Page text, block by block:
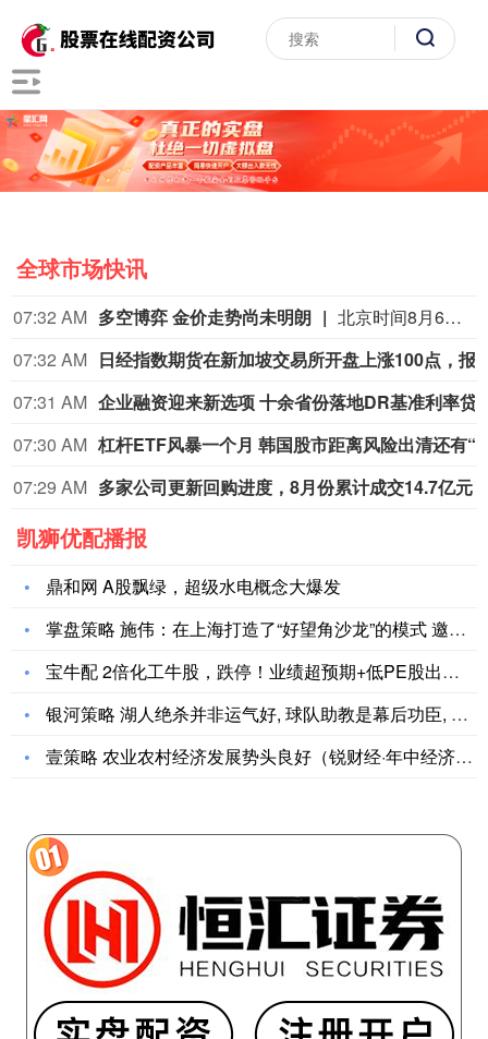
全球市场快讯
07:32 AM 多空博弈 金价走势尚未明朗
北京时间8月6日，国内多家黄金珠宝品牌公布的境内足金饰品价格为1300元/克左右，单克较前一日上涨超过55元。这一价格调整的背后，是黄金这一原料的价格在反复震荡后迎来快速突破。当日，伦敦现货黄金继前一交易日上涨超过5%后继续上行，盘中一度突破4300美元/盎司。上海黄金交易所现货黄金（Au99.99）也连续两个交易日涨幅超过2%，于8月6日突破935元/克。业内人士认为，长期来看，支撑金价的结构性力量仍然存在，但短期内，金价仍处于多重影响因素的反复博弈中，将于8月7日公布的美国非农就业数据等仍有不确定性，黄金价格存在宽幅波动风险。（上海证券报）
07:32 AM
07:31 AM
07:30 AM
07:29 AM 多家公司更新回购进度，8月份累计成交14.7亿元
凯狮优配播报
鼎和网 A股飘绿，超级水电概念大爆发
掌盘策略 施伟：在上海打造了“好望角沙龙”的模式 邀请科学家
宝牛配 2倍化工牛股，跌停！业绩超预期+低PE股出炉（附名单
银河策略 湖人绝杀并非运气好, 球队助教是幕后功臣, 立足防
壹策略 农业农村经济发展势头良好（锐财经·年中经济观察）